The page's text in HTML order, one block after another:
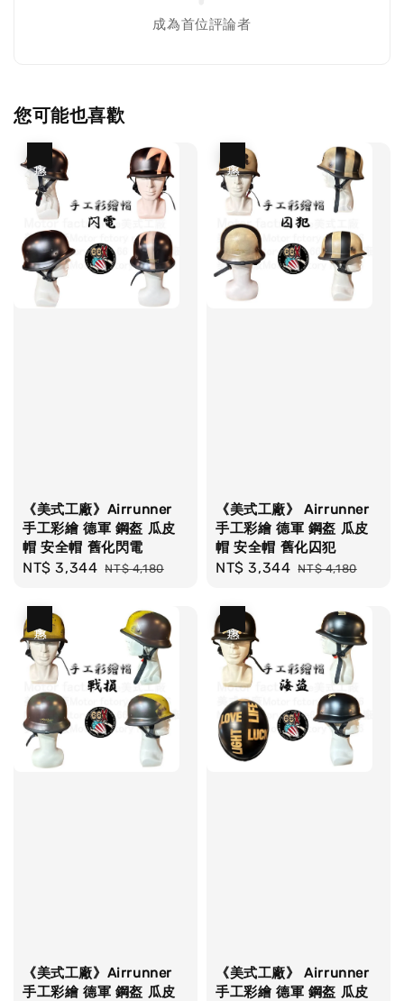
成為首位評論者
您可能也喜歡
《美式工廠》Airrunner
手工彩繪 德軍 鋼盔 瓜皮
帽 安全帽 舊化閃電
Sale
NT$ 3,344 Regular
NT$ 4,180
《美式工廠》 Airrunner
手工彩繪 德軍 鋼盔 瓜皮
帽 安全帽 舊化囚犯
Sale
NT$ 3,344 Regular
NT$ 4,180
《美式工廠》Airrunner
手工彩繪 德軍 鋼盔 瓜皮
《美式工廠》 Airrunner
手工彩繪 德軍 鋼盔 瓜皮